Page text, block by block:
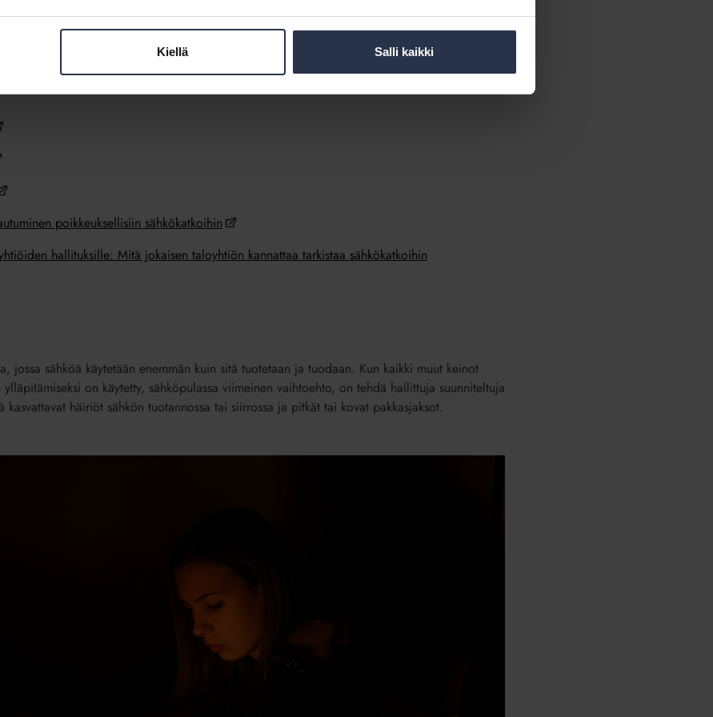
Kiellä Salli kaikki
ammattilaiset ovat harjoitelleet sähkökatkoja sekä sähköjen palauttamista ja hoitavat
tehtäväksi jää rauhassa odottaa sähköjen palautumista.
poikkeuksellisiin sähkökatkoihin
hallituksille: Mitä jokaisen taloyhtiön kannattaa tarkistaa sähkökatkoihin
jossa sähköä käytetään enemmän kuin sitä tuotetaan ja tuodaan. Kun kaikki muut keinot
on käytetty, sähköpulassa viimeinen vaihtoehto, on tehdä hallittuja suunniteltuja
kasvattavat häiriöt sähkön tuotannossa tai siirrossa ja pitkät tai kovat pakkasjaksot.